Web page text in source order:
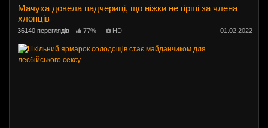
Мачуха довела падчериці, що ніжки не гірші за члена
хлопців
36140 переглядів 77% HD 01.02.2022